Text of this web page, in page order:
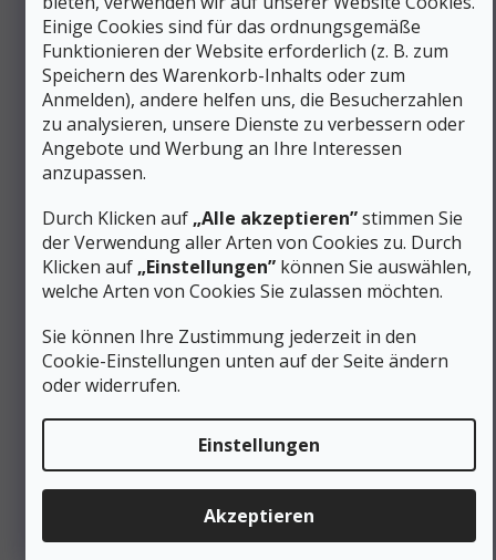
Einige Cookies sind für das ordnungsgemäße
Funktionieren der Website erforderlich (z. B. zum
Speichern des Warenkorb-Inhalts oder zum
Anmelden), andere helfen uns, die Besucherzahlen
zu analysieren, unsere Dienste zu verbessern oder
Angebote und Werbung an Ihre Interessen
anzupassen.
Durch Klicken auf „Alle akzeptieren”stimmen Sie
der Verwendung aller Arten von Cookies zu. Durch
Klicken auf „Einstellungen” können Sie auswählen,
welche Arten von Cookies Sie zulassen möchten.
Sie können Ihre Zustimmung jederzeit in den
Cookie-Einstellungen unten auf der Seite ändern
oder widerrufen.
Einstellungen
Akzeptieren
verteilt den Schnürdruck gleichmäßig über den Rist und
verhindert lokale Druckstellen.
Biomechanische Eigenschaften für lange
Ausfahrten
Damen-Leistenformgebung berücksichtigt die
Proportionen des weiblichen Fußes im Fersen- und
Vorfußbereich
Steife TPU-Fersenkappe gewährleistet stabilen
Fersenkontakt zum Boden auch an losen Hängen
OrthoLite-Einlegesohlemit profiliertem
Fußgewölbe passt die Unterstützung an die
Streckenlänge an
Propriozeption, also die Wahrnehmung der
Fußstellung im Raum
Für Füße mit ungewöhnlicher Breite oder hohem
passender Dicke anzuprobieren und einen kurzen
Testabstieg zu machen, bei dem das Verhalten der
Fersenkappe und ein mögliches Anstoßen der Zehen
deutlich wird.
Zusätzliche Parameter